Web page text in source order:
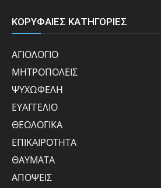
ΚΟΡΥΦΑΙΕΣ ΚΑΤΗΓΟΡΙΕΣ
ΑΓΙΟΛΟΓΙΟ
ΜΗΤΡΟΠΟΛΕΙΣ
ΨΥΧΩΦΕΛΗ
ΕΥΑΓΓΕΛΙΟ
ΘΕΟΛΟΓΙΚΑ
ΕΠΙΚΑΙΡΟΤΗΤΑ
ΘΑΥΜΑΤΑ
ΑΠΟΨΕΙΣ